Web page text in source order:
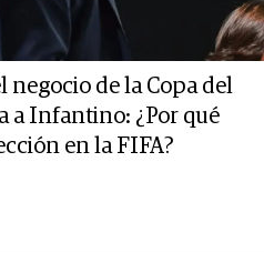
negocio de la Copa del
a Infantino: ¿Por qué
en la FIFA?